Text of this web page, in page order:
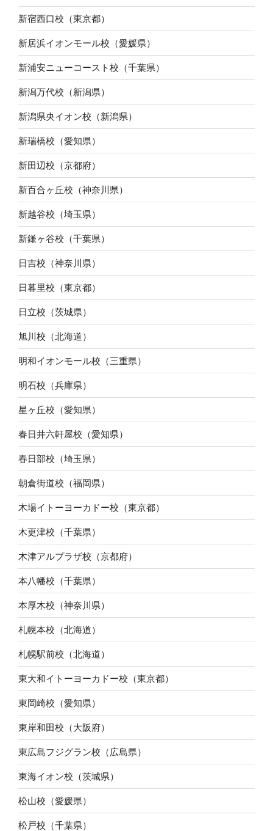
新宿西口校（東京都）
新居浜イオンモール校（愛媛県）
新浦安ニューコースト校（千葉県）
新潟万代校（新潟県）
新潟県央イオン校（新潟県）
新瑞橋校（愛知県）
新田辺校（京都府）
新百合ヶ丘校（神奈川県）
新越谷校（埼玉県）
新鎌ヶ谷校（千葉県）
日吉校（神奈川県）
日暮里校（東京都）
日立校（茨城県）
旭川校（北海道）
明和イオンモール校（三重県）
明石校（兵庫県）
星ヶ丘校（愛知県）
春日井六軒屋校（愛知県）
春日部校（埼玉県）
朝倉街道校（福岡県）
木場イトーヨーカドー校（東京都）
木更津校（千葉県）
木津アルプラザ校（京都府）
本八幡校（千葉県）
本厚木校（神奈川県）
札幌本校（北海道）
札幌駅前校（北海道）
東大和イトーヨーカドー校（東京都）
東岡崎校（愛知県）
東岸和田校（大阪府）
東広島フジグラン校（広島県）
東海イオン校（茨城県）
松山校（愛媛県）
松戸校（千葉県）